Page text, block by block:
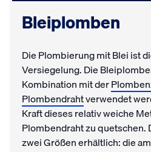
Bleiplomben
Die Plombierung mit Blei ist
Versiegelung. Die
Kombination mit der
Plombendrahtverwendet
Kraft dieses relativ weiche
Plombendraht zu quetschen.
zwei Größen erhältlich: die